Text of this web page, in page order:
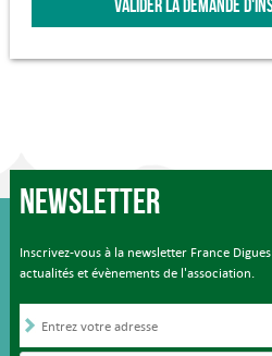
VALIDER LA DEMANDE
Newsletter
Inscrivez-vous à la newsletter France
actualités et évènements de l'association.